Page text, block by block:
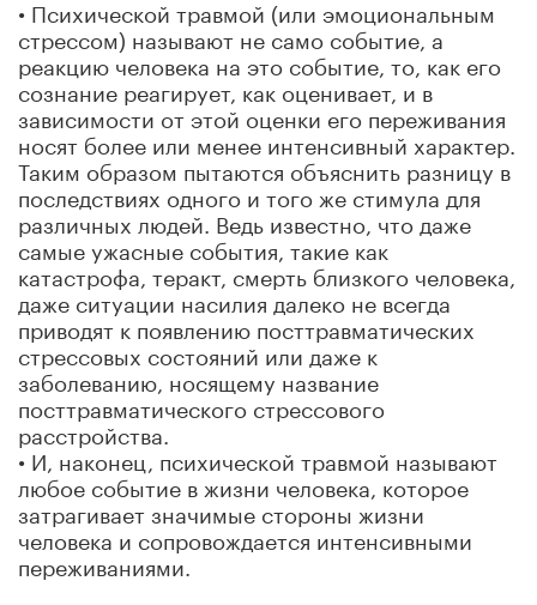
• Психической травмой (или эмоциональным
стрессом) называют не само событие, а
реакцию человека на это событие, то, как его
сознание реагирует, как оценивает, и в
зависимости от этой оценки его переживания
носят более или менее интенсивный характер.
Таким образом пытаются объяснить разницу в
последствиях одного и того же стимула для
различных людей. Ведь известно, что даже
самые ужасные события, такие как
катастрофа, теракт, смерть близкого человека,
даже ситуации насилия далеко не всегда
приводят к появлению посттравматических
стрессовых состояний или даже к
заболеванию, носящему название
посттравматического стрессового
расстройства.
• И, наконец, психической травмой называют
любое событие в жизни человека, которое
затрагивает значимые стороны жизни
человека и сопровождается интенсивными
переживаниями.